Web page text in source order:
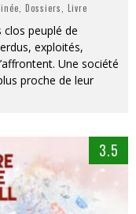
Dossiers Livre
clos peuplé de
exploités,
Une société
proche de leur
3.5